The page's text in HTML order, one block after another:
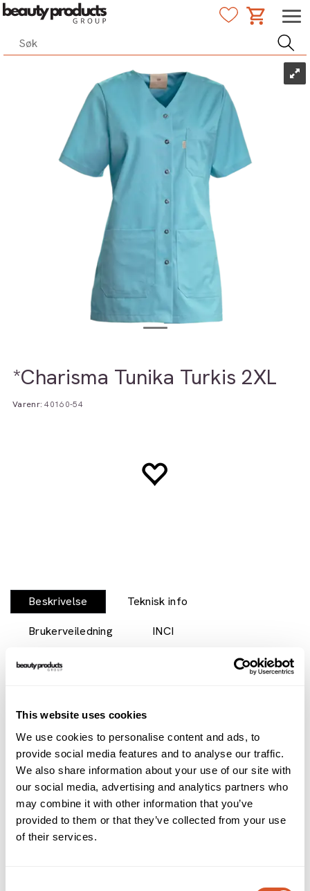
This website uses cookies
We use cookies to personalise content and ads, to
provide social media features and to analyse our traffic.
We also share information about your use of our site with
our social media, advertising and analytics partners who
may combine it with other information that you’ve
provided to them or that they’ve collected from your use
of their services.
*Charisma Tunika Turkis 2XL
Varenr:40160-54
Beskrivelse Teknisk info
Brukerveiledning INCI
Dametunika med et feminint snitt. Laget av resirkulert
Nybo Workwear tilbyr broderi og trykk av høyeste kvalitet
for å få et personlig preg på arbeidstøyet. Ta kontakt for
pris!
- 2 brystlommer og 2 hoftelommer
- Splitt i siden for god passform og bevegelsesfrihet
- Stretch-rygg med innvendig midjejustering
- Elegant utseende i høykvalitets- og miljøvennlig stoff
- Tilfredsstiller hygienekravet til vask på 85°C